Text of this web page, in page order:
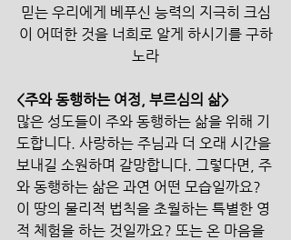
믿는 우리에게 베푸신 능력의 지극히 크심
이 어떠한 것을 너희로 알게 하시기를 구하
노라​
<주와 동행하는 여정, 부르심의 삶>
많은 성도들이 주와 동행하는 삶을 위해 기
도합니다. 사랑하는 주님과 더 오래 시간을
보내길 소원하며 갈망합니다. 그렇다면, 주
와 동행하는 삶은 과연 어떤 모습일까요?
이 땅의 물리적 법칙을 초월하는 특별한 영
적 체험을 하는 것일까요? 또는 온 마음을